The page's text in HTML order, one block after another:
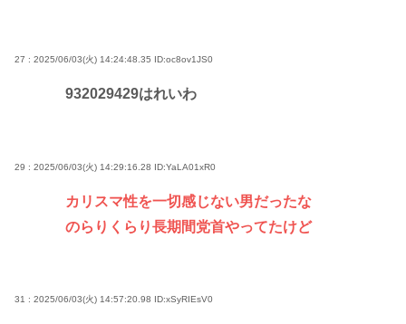
27 : 2025/06/03(火) 14:24:48.35 ID:oc8ov1JS0
932029429はれいわ
29 : 2025/06/03(火) 14:29:16.28 ID:YaLA01xR0
カリスマ性を一切感じない男だったな
のらりくらり長期間党首やってたけど
31 : 2025/06/03(火) 14:57:20.98 ID:xSyRIEsV0